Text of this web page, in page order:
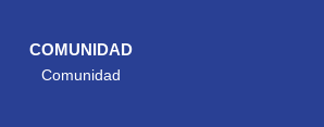
COMUNIDAD
Comunidad